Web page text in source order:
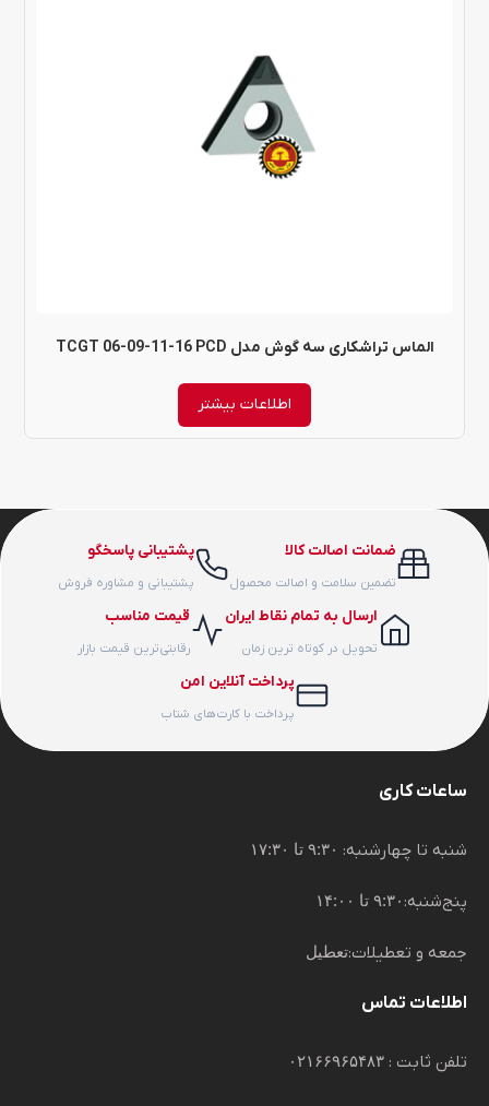
الماس تراشکاری سه گوش مدل TCGT 06-09-11-16 PCD
اطلاعات بیشتر
ضمانت اصالت کالا
تضمین سلامت و اصالت محصول
پشتیبانی پاسخگو
پشتیبانی و مشاوره فروش
ارسال به تمام نقاط ایران
تحویل در کوتاه ترین زمان
قیمت مناسب
رقابتی‌ترین قیمت بازار
پرداخت آنلاین امن
پرداخت با کارت‌های شتاب
ساعات کاری
شنبه تا چهارشنبه: ۹:۳۰ تا ۱۷:۳۰
پنج‌شنبه: ۹:۳۰ تا ۱۴:۰۰
جمعه و تعطیلات:تعطیل
اطلاعات تماس
تلفن ثابت : ۰۲۱۶۶۹۶۵۴۸۳